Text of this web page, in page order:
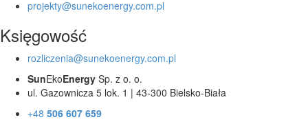
projekty@sunekoenergy.com.pl
Księgowość
rozliczenia@sunekoenergy.com.pl
SunEkoEnergy Sp. z o. o.
ul. Gazownicza 5 lok. 1 | 43-300 Bielsko-Biała
+48 506 607 659